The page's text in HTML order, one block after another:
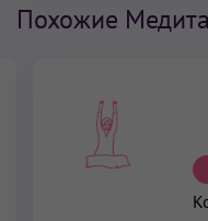
Похожие